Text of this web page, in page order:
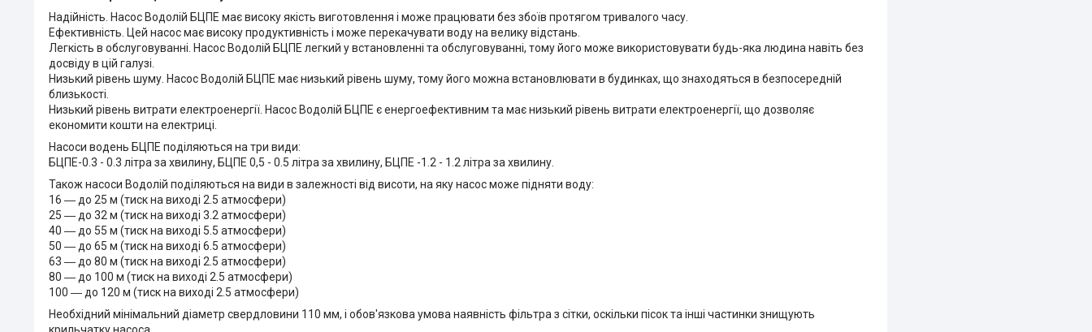
Надійність. Насос Водолій БЦПЕ має високу якість виготовлення і може працювати без збоїв протягом тривалого часу.
Ефективність. Цей насос має високу продуктивність і може перекачувати воду на велику відстань.
Легкість в обслуговуванні. Насос Водолій БЦПЕ легкий у встановленні та обслуговуванні, тому його може використовувати будь-яка людина навіть без
досвіду в цій галузі.
Низький рівень шуму. Насос Водолій БЦПЕ має низький рівень шуму, тому його можна встановлювати в будинках, що знаходяться в безпосередній
близькості.
Низький рівень витрати електроенергії. Насос Водолій БЦПЕ є енергоефективним та має низький рівень витрати електроенергії, що дозволяє
економити кошти на електриці.
Насоси водень БЦПЕ поділяються на три види:
БЦПЕ-0.3 - 0.3 літра за хвилину, БЦПЕ 0,5 - 0.5 літра за хвилину, БЦПЕ -1.2 - 1.2 літра за хвилину.
Також насоси Водолій поділяються на види в залежності від висоти, на яку насос може підняти воду:
16 ― до 25 м (тиск на виході 2.5 атмосфери)
25 ― до 32 м (тиск на виході 3.2 атмосфери)
40 ― до 55 м (тиск на виході 5.5 атмосфери)
50 ― до 65 м (тиск на виході 6.5 атмосфери)
63 ― до 80 м (тиск на виході 2.5 атмосфери)
80 ― до 100 м (тиск на виході 2.5 атмосфери)
100 ― до 120 м (тиск на виході 2.5 атмосфери)
Необхідний мінімальний діаметр свердловини 110 мм, і обов'язкова умова наявність фільтра з сітки, оскільки пісок та інші частинки знищують
крильчатку насоса.